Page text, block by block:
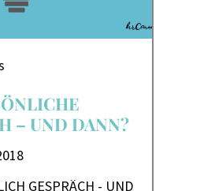
– UND DANN?
GESPRÄCH - UND